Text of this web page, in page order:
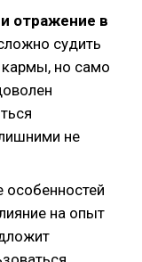
отражение в
судить
кармы, но само
не
особенностей
на опыт